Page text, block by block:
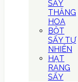
SẤY
THĂNG
HOA
BỘT
SẤY TỰ
NHIÊN
HẠT
RANG
SẤY